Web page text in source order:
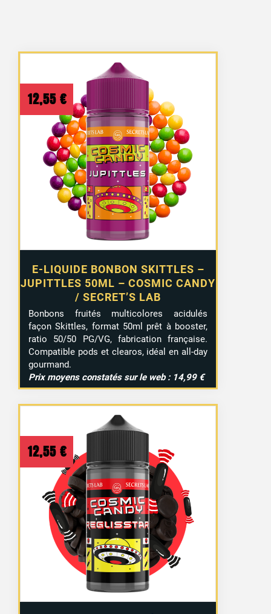
E-LIQUIDE BONBON SKITTLES –
JUPITTLES 50ML – COSMIC CANDY
/ SECRET’S LAB
12,55 €
Bonbons fruités multicolores acidulés
façon Skittles, format 50ml prêt à booster,
ratio 50/50 PG/VG, fabrication française.
Compatible pods et clearos, idéal en all-day
gourmand.
Prix moyens constatés sur le web : 14,99 €
12,55 €